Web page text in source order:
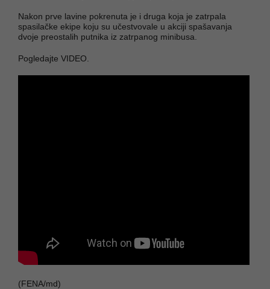
Nakon prve lavine pokrenuta je i druga koja je zatrpala
spasilačke ekipe koju su učestvovale u akciji spašavanja
dvoje preostalih putnika iz zatrpanog minibusa.
Pogledajte VIDEO.
(FENA/md)